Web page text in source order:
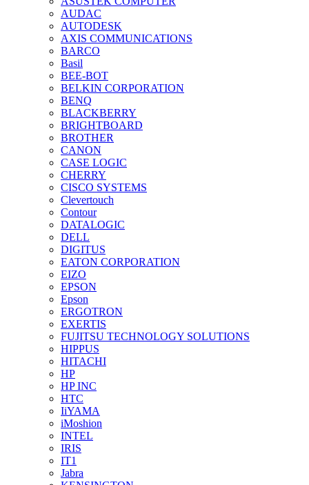
AUDAC
AUTODESK
AXIS COMMUNICATIONS
BARCO
Basil
BEE-BOT
BELKIN CORPORATION
BENQ
BLACKBERRY
BRIGHTBOARD
BROTHER
CANON
CASE LOGIC
CHERRY
CISCO SYSTEMS
Clevertouch
Contour
DATALOGIC
DELL
DIGITUS
EATON CORPORATION
EIZO
EPSON
Epson
ERGOTRON
EXERTIS
FUJITSU TECHNOLOGY SOLUTIONS
HIPPUS
HITACHI
HP
HP INC
HTC
IiYAMA
iMoshion
INTEL
IRIS
IT1
Jabra